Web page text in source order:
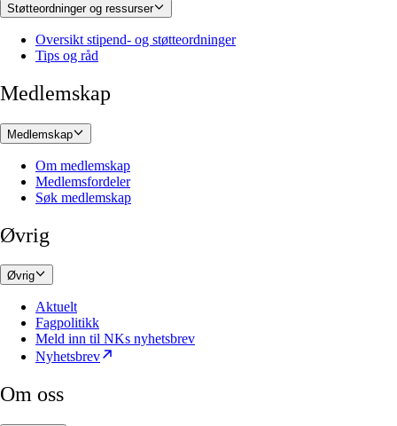
Støtteordninger og ressurser
Oversikt stipend- og støtteordninger
Tips og råd
Medlemskap
Medlemskap
Om medlemskap
Medlemsfordeler
Søk medlemskap
Øvrig
Øvrig
Aktuelt
Fagpolitikk
Meld inn til NKs nyhetsbrev
Nyhetsbrev
Om oss